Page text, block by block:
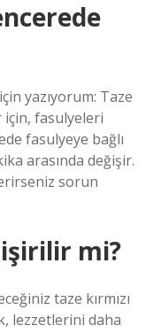
yazıyorum: Taze
fasulyeleri
fasulyeye bağlı
arasında değişir.
sorun
mi?
taze kırmızı
lezzetlerini daha